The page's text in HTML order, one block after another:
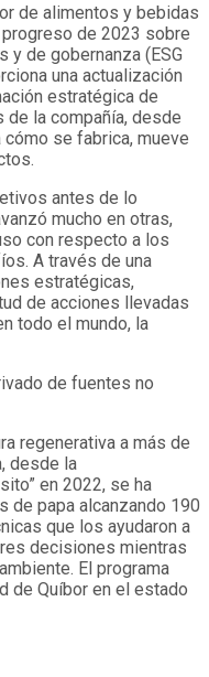
de alimentos y bebidas
de 2023 sobre
de gobernanza (ESG
una actualización
estratégica de
la compañía, desde
se fabrica, mueve
antes de lo
mucho en otras,
con respecto a los
A través de una
estratégicas,
de acciones llevadas
todo el mundo, la
de fuentes no
regenerativa a más de
desde la
en 2022, se ha
de papa alcanzando 190
que los ayudaron a
decisiones mientras
El programa
de Quíbor en el estado